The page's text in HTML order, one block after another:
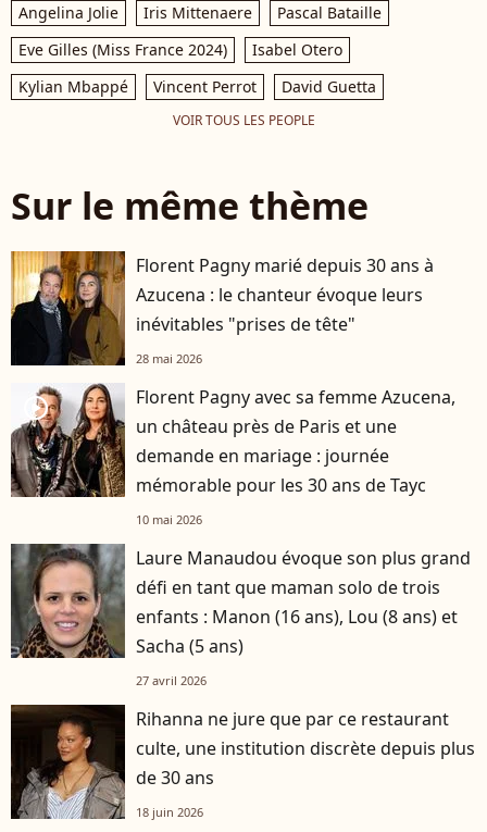
Angelina Jolie Iris Mittenaere
Pascal Bataille
Eve Gilles (Miss France 2024)
Isabel Otero
Kylian Mbappé
Vincent Perrot David Guetta
VOIR TOUS LES PEOPLE
Sur le même thème
Florent Pagny marié depuis 30 ans à
Azucena : le chanteur évoque leurs
inévitables "prises de tête"
28 mai 2026
player2
Florent Pagny avec sa femme Azucena,
un château près de Paris et une
demande en mariage : journée
mémorable pour les 30 ans de Tayc
10 mai 2026
Laure Manaudou évoque son plus grand
défi en tant que maman solo de trois
enfants : Manon (16 ans), Lou (8 ans) et
Sacha (5 ans)
27 avril 2026
Rihanna ne jure que par ce restaurant
culte, une institution discrète depuis plus
de 30 ans
18 juin 2026